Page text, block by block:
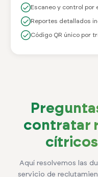
Escaneo y control por
Reportes detallados
Código QR único por
contratar
Aquí resolvemos las
servicio de